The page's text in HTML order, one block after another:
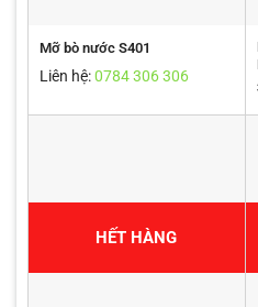
Mỡ bò nước S401
Liên hệ:0784 306 306
HẾT HÀNG